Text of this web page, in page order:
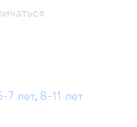
7 лет, 8-11 лет